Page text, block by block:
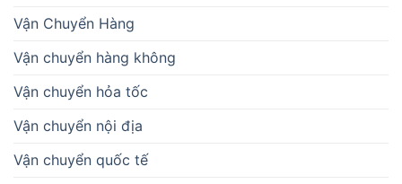
Vận Chuyển Hàng
Vận chuyển hàng không
Vận chuyển hỏa tốc
Vận chuyển nội địa
Vận chuyển quốc tế